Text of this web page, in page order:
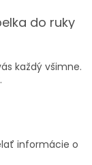
do ruky
každý všimne.
informácie o